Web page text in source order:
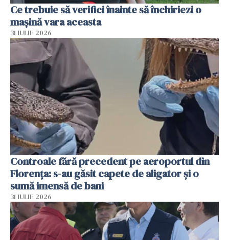
Ce trebuie să verifici înainte să închiriezi o
mașină vara aceasta
31 IULIE 2026
Controale fără precedent pe aeroportul din
Florența: s-au găsit capete de aligator și o
sumă imensă de bani
31 IULIE 2026